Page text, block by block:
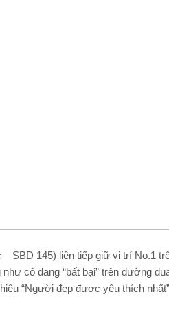
SBD 145) liên tiếp giữ vị trí No.1
cô đang “bất bại” trên đường
“Người đẹp được yêu thích